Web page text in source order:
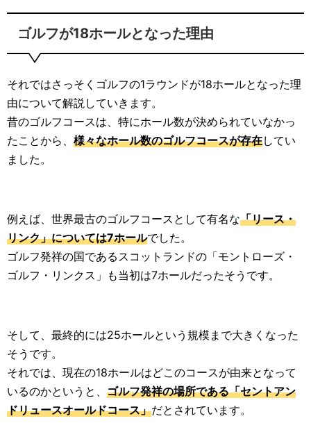
ゴルフが18ホールとなった理由
それではさっそくゴルフの1ラウンドが18ホールとなった理
由について解説していきます。
昔のゴルフコースは、特にホール数が決められていなかっ
たことから、 様々なホール数のゴルフコースが存在してい
ました。
例えば、世界最古のゴルフコースとして有名な「リース・
リンク」については7ホールでした。
ゴルフ発祥の国であるスコットランドの「モントローズ・
ゴルフ・リンクス」も当初は7ホールだったそうです。
そして、最終的には25ホールという規模まで大きくなった
そうです。
それでは、現在の18ホールはどこのコースが由来となって
いるのかというと、 ゴルフ発祥の場所である「セントアン
ドリュースオールドコース」だとされています。